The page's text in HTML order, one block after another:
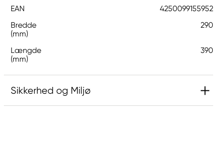
EAN
4250099155952
Bredde
(mm)
290
Længde
(mm)
390
Sikkerhed og Miljø